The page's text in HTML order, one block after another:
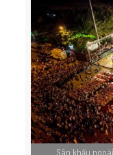
Sân khấu